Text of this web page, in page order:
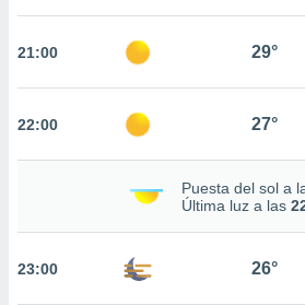
de
sitio
21:00 29°
22:00 27°
Puesta del sol a
Última luz a las
23:00 26°